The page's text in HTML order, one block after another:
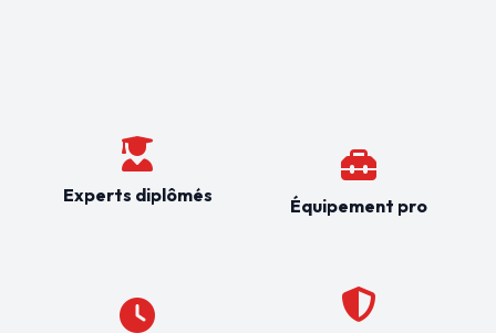
Experts diplômés Équipement pro